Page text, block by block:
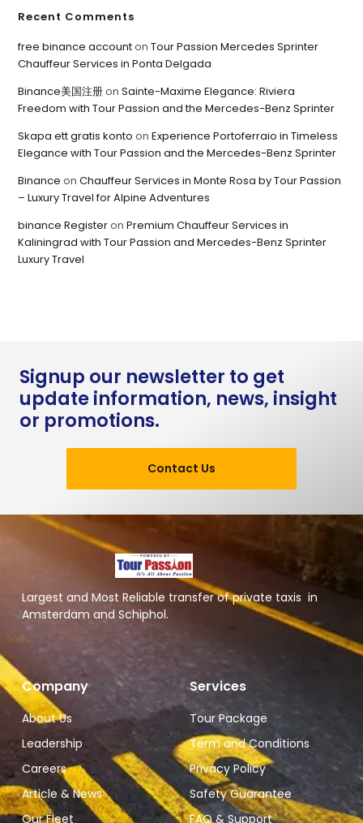
Recent Comments
free binance accountonTour Passion Mercedes Sprinter
Chauffeur Services in Ponta Delgada
Binance美国注册onSainte-Maxime Elegance: Riviera
Freedom with Tour Passion and the Mercedes-Benz Sprinter
Skapa ett gratis konto onExperience Portoferraio in Timeless
Elegance with Tour Passion and the Mercedes-Benz Sprinter
Binance onChauffeur Services in Monte Rosa by Tour Passion
– Luxury Travel for Alpine Adventures
binance RegisteronPremium Chauffeur Services in
Kaliningrad with Tour Passion and Mercedes-Benz Sprinter
Luxury Travel
Signup our newsletter to get
update information, news, insight
or promotions.
Contact Us
Largest and Most Reliable transfer of private taxis in
Amsterdam and Schiphol.
Company
About Us
Leadership
Careers
Article & News
Our Fleet
Services
Tour Package
Term and Conditions
Privacy Policy
Safety Guarantee
FAQ & Support